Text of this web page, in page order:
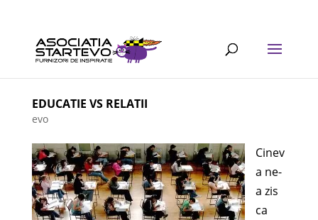
EDUCATIE VS RELATII
evo
Cinev
a ne-
a zis
ca